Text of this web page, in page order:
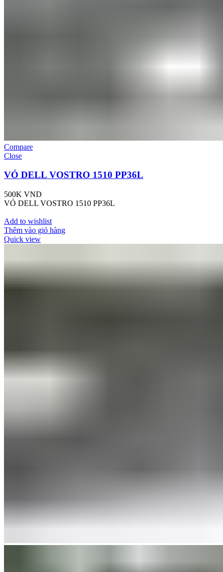
Compare
Close
VỎ DELL VOSTRO 1510 PP36L
500K VND
VỎ DELL VOSTRO 1510 PP36L
Add to wishlist
Thêm vào giỏ hàng
Quick view